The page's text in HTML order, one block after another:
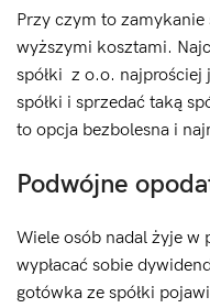
Przy czym to zamykanie
wyższymi kosztami.
spółki z o.o. najprościej
spółki i sprzedać taką
to opcja bezbolesna i
Podwójne
Wiele osób nadal żyje w
wypłacać sobie
gotówka ze spółki